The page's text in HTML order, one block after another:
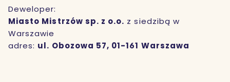
Deweloper:
Miasto Mistrzów sp. z o.o. z siedzibą w
Warszawie
adres: ul. Obozowa 57, 01-161 Warszawa